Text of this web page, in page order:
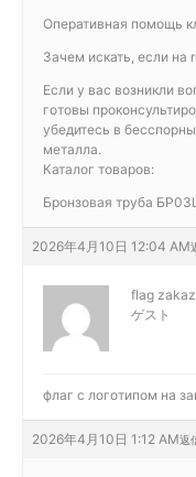
Оперативная помощь
Зачем искать, если на
Если у вас возникли
готовы
убедитесь в
металла.
Каталог товаров:
Бронзовая труба
2026年4月10日 12:04 AM
flag
ゲスト
флаг с логотипом на
2026年4月10日 1:12 AM返